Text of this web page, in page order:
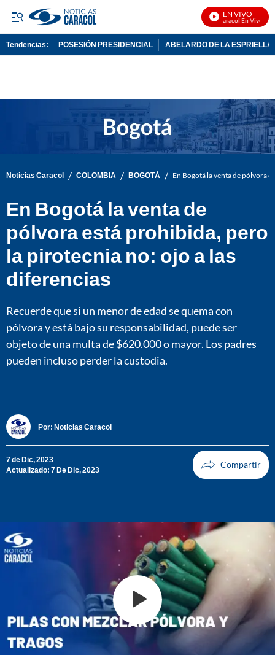
EN VIVO
Noticias Caracol En Vivo
Tendencias: POSESIÓN PRESIDENCIAL ABELARDO DE LA ESPRIELLA
Noticias Caracol / COLOMBIA / BOGOTÁ / En Bogotá la venta de pólvora
En Bogotá la venta de
pólvora está prohibida, pero
la pirotecnia no: ojo a las
diferencias
Recuerde que si un menor de edad se quema con
pólvora y está bajo su responsabilidad, puede ser
objeto de una multa de $620.000 o mayor. Los padres
pueden incluso perder la custodia.
Por: Noticias Caracol
7 de Dic, 2023
Actualizado: 7 De Dic, 2023